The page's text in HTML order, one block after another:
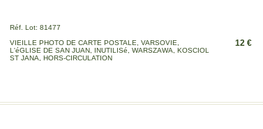
Réf. Lot: 81477
VIEILLE PHOTO DE CARTE POSTALE, VARSOVIE,
L'éGLISE DE SAN JUAN, INUTILISé, WARSZAWA, KOSCIOL
ST JANA, HORS-CIRCULATION
12 €